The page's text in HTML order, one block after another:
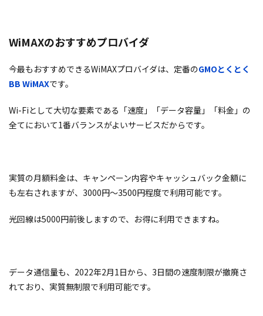
WiMAXのおすすめプロバイダ
今最もおすすめできるWiMAXプロバイダは、定番のGMOとくとく
BB WiMAXです。
Wi-Fiとして大切な要素である「速度」「データ容量」「料金」の
全てにおいて1番バランスがよいサービスだからです。
実質の月額料金は、キャンペーン内容やキャッシュバック金額に
も左右されますが、3000円〜3500円程度で利用可能です。
光回線は5000円前後しますので、お得に利用できますね。
データ通信量も、2022年2月1日から、 3日間の速度制限が撤廃さ
れており、実質無制限で利用可能です。